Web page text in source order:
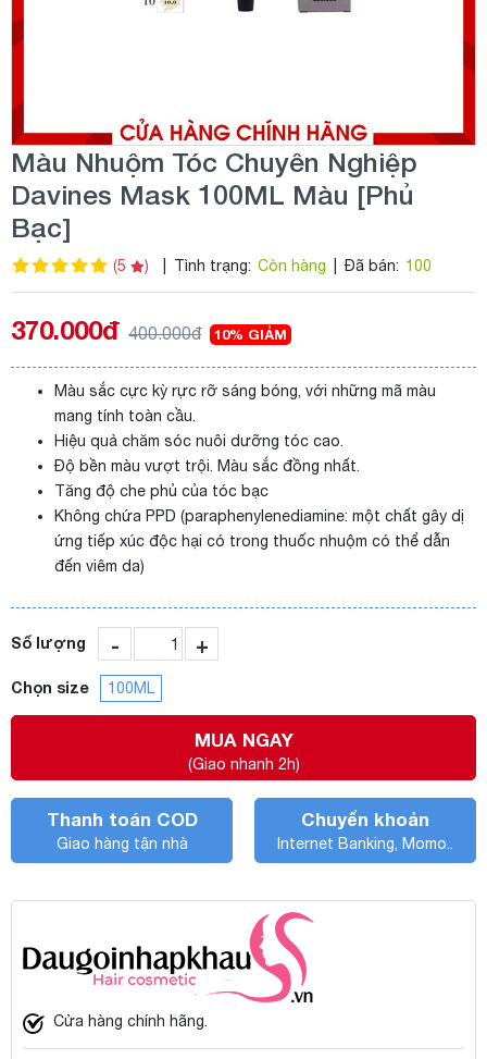
Màu Nhuộm Tóc Chuyên Nghiệp
Davines Mask 100ML Màu [Phủ
Bạc]
(5 ) Tình trạng: Còn hàng Đã bán: 100
370.000đ 400.000đ 10% GIẢM
Màu sắc cực kỳ rực rỡ sáng bóng, với những mã màu
mang tính toàn cầu.
Hiệu quả chăm sóc nuôi dưỡng tóc cao.
Độ bền màu vượt trội. Màu sắc đồng nhất.
Tăng độ che phủ của tóc bạc
Không chứa PPD (paraphenylenediamine: một chất gây dị
ứng tiếp xúc độc hại có trong thuốc nhuộm có thể dẫn
đến viêm da)
Số lượng - +
Chọn size 100ML
MUA NGAY
(Giao nhanh 2h)
Thanh toán COD
Giao hàng tận nhà
Chuyển khoản
Internet Banking, Momo..
Cửa hàng chính hãng.